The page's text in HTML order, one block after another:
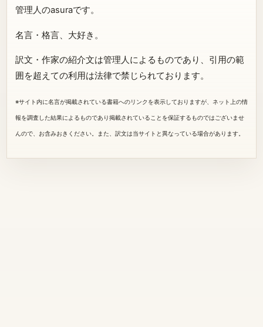
管理人のasuraです。
名言・格言、大好き。
訳文・作家の紹介文は管理人によるものであり、引用の範
囲を超えての利用は法律で禁じられております。
※サイト内に名言が掲載されている書籍へのリンクを表示しておりますが、ネット上の情
報を調査した結果によるものであり掲載されていることを保証するものではございませ
んので、お含みおきください。また、訳文は当サイトと異なっている場合があります。